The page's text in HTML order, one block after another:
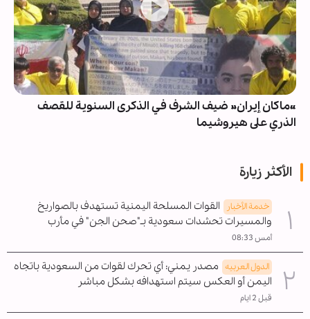
«ماكان إيران» ضيف الشرف في الذكرى السنوية للقصف
الذري على هيروشيما
الأكثر زيارة
خدمة الأخبار
القوات المسلحة اليمنية تستهدف بالصواريخ
والمسيرات تحشدات سعودية بـ"صحن الجن" في مأرب
أمس 08:33
الدول العربیه مصدر يمني: أي تحرك لقوات من السعودية باتجاه
اليمن أو العكس سيتم استهدافه بشكل مباشر
قبل 2 ايام